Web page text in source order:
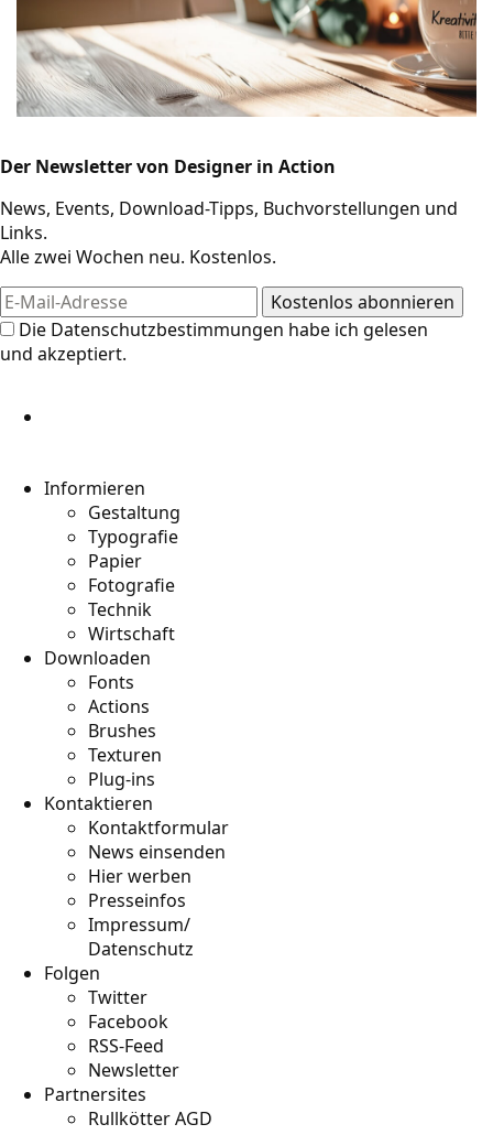
Design-Ressourcen
Der Newsletter von Designer in Action
News, Events, Download-Tipps, Buchvorstellungen und
Links.
Alle zwei Wochen neu. Kostenlos.
Die Datenschutzbestimmungen habe ich gelesen
und akzeptiert.
Informieren
Gestaltung
Typografie
Papier
Fotografie
Technik
Wirtschaft
Downloaden
Fonts
Actions
Brushes
Texturen
Plug-ins
Kontaktieren
Kontaktformular
News einsenden
Hier werben
Presseinfos
Impressum/
Datenschutz
Folgen
Twitter
Facebook
RSS-Feed
Newsletter
Partnersites
Rullkötter AGD